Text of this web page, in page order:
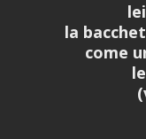
la
come